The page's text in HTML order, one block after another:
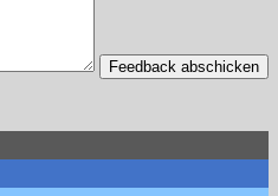
Feedback abschicken